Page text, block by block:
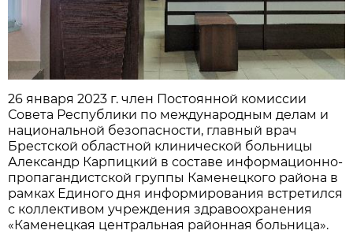
26 января 2023 г. член Постоянной комиссии
Совета Республики по международным делам и
национальной безопасности, главный врач
Брестской областной клинической больницы
Александр Карпицкий в составе информационно-
пропагандистской группы Каменецкого района в
рамках Единого дня информирования встретился
с коллективом учреждения здравоохранения
«Каменецкая центральная районная больница».